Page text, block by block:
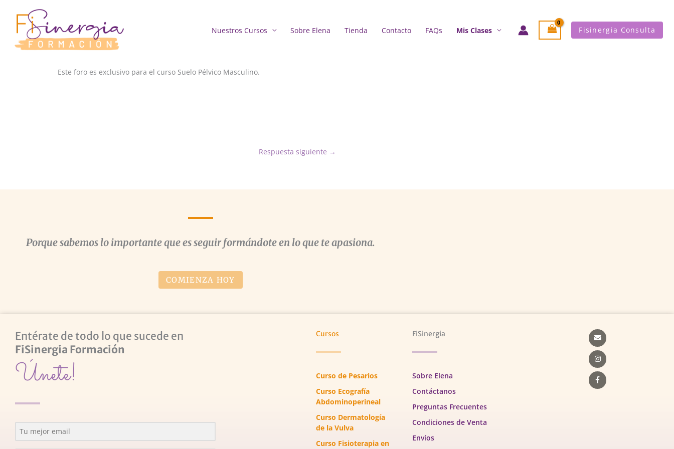
contenido
Nuestros Cursos Sobre Elena Tienda Contacto FAQs Mis Clases Fisinergia Consulta
Este foro es exclusivo para el curso Suelo Pélvico Masculino.
Respuesta siguiente →
Porque sabemos lo importante que es seguir formándote en lo que te apasiona.
COMIENZA HOY
Entérate de todo lo que sucede en
FiSinergia Formación
Únete!
Cursos
Curso de Pesarios
Curso Ecografía
Abdominoperineal
Curso Dermatología
de la Vulva
Curso Fisioterapia en
FiSinergia
Sobre Elena
Contáctanos
Preguntas Frecuentes
Condiciones de Venta
Envíos
Envelope
Instagram
Facebook-
f